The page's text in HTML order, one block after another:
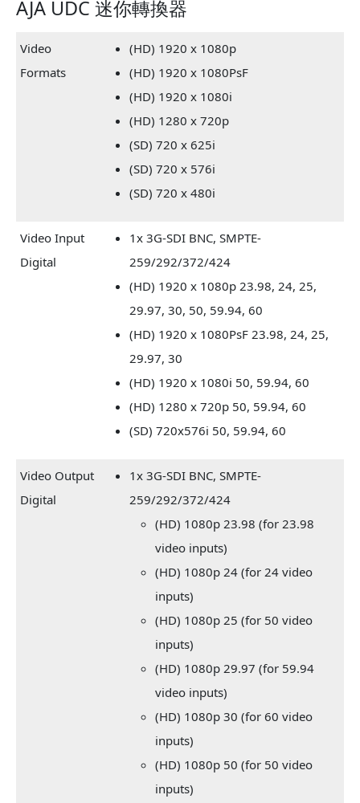
AJA UDC 迷你轉換器
Video
Formats
(HD) 1920 x 1080p
(HD) 1920 x 1080PsF
(HD) 1920 x 1080i
(HD) 1280 x 720p
(SD) 720 x 625i
(SD) 720 x 576i
(SD) 720 x 480i
Video Input
Digital
1x 3G-SDI BNC, SMPTE-
259/292/372/424
(HD) 1920 x 1080p 23.98, 24, 25,
29.97, 30, 50, 59.94, 60
(HD) 1920 x 1080PsF 23.98, 24, 25,
29.97, 30
(HD) 1920 x 1080i 50, 59.94, 60
(HD) 1280 x 720p 50, 59.94, 60
(SD) 720x576i 50, 59.94, 60
Video Output
Digital
1x 3G-SDI BNC, SMPTE-
259/292/372/424
(HD) 1080p 23.98 (for 23.98
video inputs)
(HD) 1080p 24 (for 24 video
inputs)
(HD) 1080p 25 (for 50 video
inputs)
(HD) 1080p 29.97 (for 59.94
video inputs)
(HD) 1080p 30 (for 60 video
inputs)
(HD) 1080p 50 (for 50 video
inputs)